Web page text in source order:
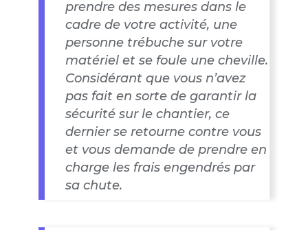
prendre des mesures dans le
cadre de votre activité, une
personne trébuche sur votre
matériel et se foule une cheville.
Considérant que vous n’avez
pas fait en sorte de garantir la
sécurité sur le chantier, ce
dernier se retourne contre vous
et vous demande de prendre en
charge les frais engendrés par
sa chute.